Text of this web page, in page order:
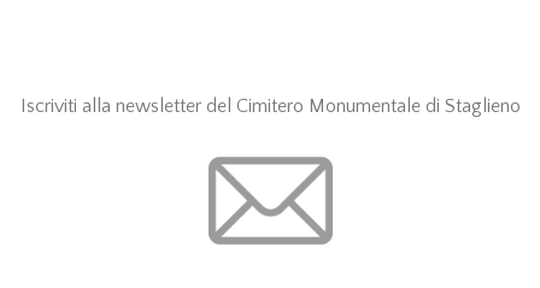
Iscriviti alla newsletter del Cimitero Monumentale di Staglieno